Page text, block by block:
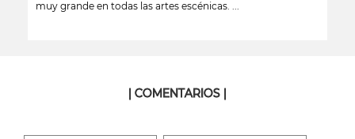
muy grande en todas las artes escénicas. ...
| COMENTARIOS |